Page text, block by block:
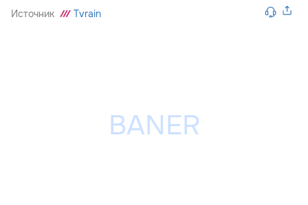
Источник Tvrain